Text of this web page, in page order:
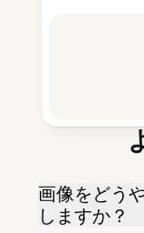
画像をどう
しますか？